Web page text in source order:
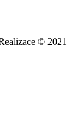
© 2021